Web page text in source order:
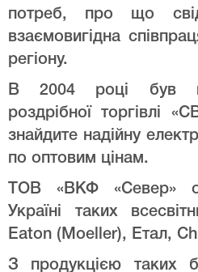
потреб, про що
взаємовигідна
регіону.
В 2004 році був
роздрібної торгівлі
знайдите надійну
по оптовим цінам.
ТОВ «ВКФ «Север»
Україні таких
Eaton (Moeller), Етал,
З продукцією таких